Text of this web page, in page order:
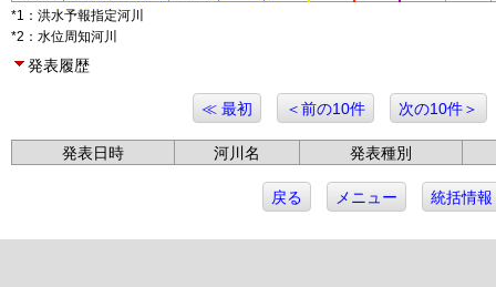
*1：洪水予報指定河川
*2：水位周知河川
発表履歴
≪ 最初 ＜前の10件 次の10件＞
発表日時 河川名 発表種別
戻る メニュー 統括情報